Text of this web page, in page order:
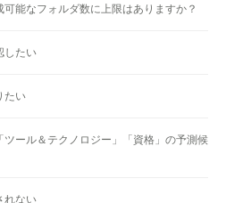
能なフォルダ数に上限はありますか？
したい
たい
ール＆テクノロジー」「資格」の予測候
れない